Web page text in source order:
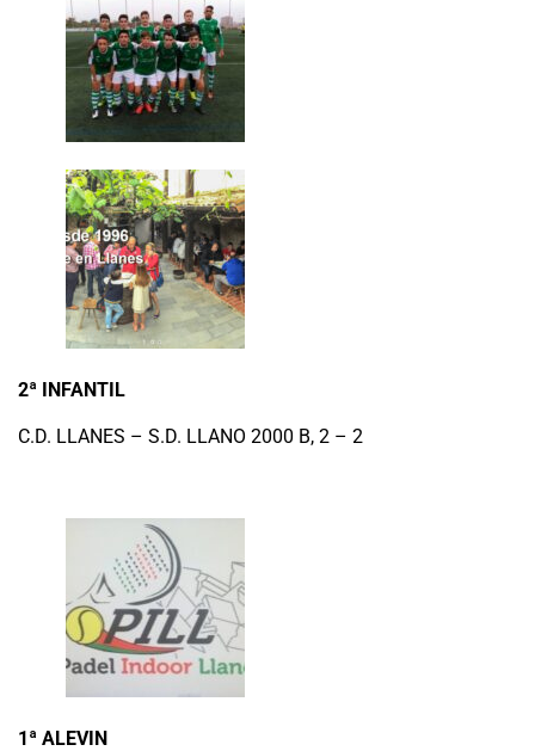
2ª INFANTIL
C.D. LLANES – S.D. LLANO 2000 B, 2 – 2
1ª ALEVIN